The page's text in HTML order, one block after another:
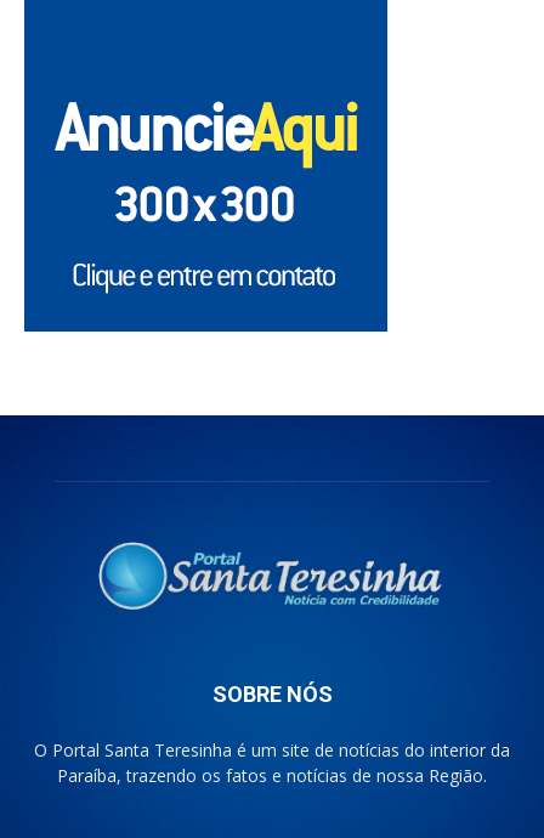
SOBRE NÓS
O Portal Santa Teresinha é um site de notícias do interior da
Paraíba, trazendo os fatos e notícias de nossa Região.